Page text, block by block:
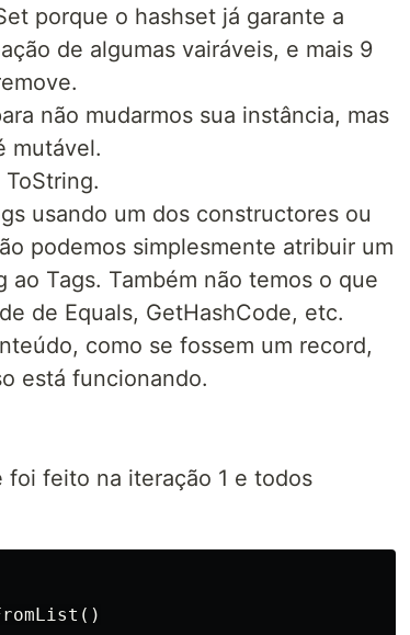
porque o hashset já garante a
de algumas vairáveis, e mais 9
não mudarmos sua instância, mas
mutável.
usando um dos constructores ou
podemos simplesmente atribuir um
Tags. Também não temos o que
de Equals, GetHashCode, etc.
como se fossem um record,
está funcionando.
foi feito na iteração 1 e todos